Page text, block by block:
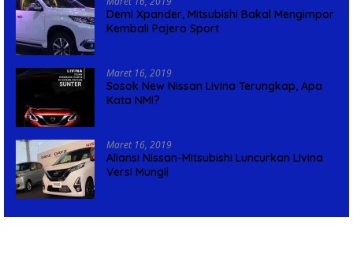
Demi Xpander, Mitsubishi Bakal Mengimpor
Kembali Pajero Sport
Maret 16, 2019
Sosok New Nissan Livina Terungkap, Apa
Kata NMI?
Maret 16, 2019
Aliansi Nissan-Mitsubishi Luncurkan Livina
Versi Mungil